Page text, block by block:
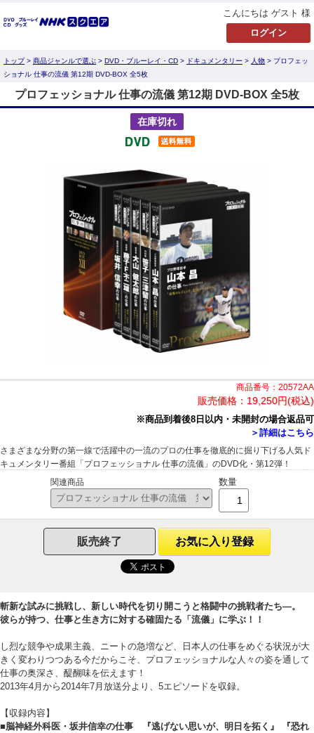
こんにちは ゲスト 様
トップ> 商品ジャンルで選ぶ > DVD・ブルーレイ・CD > ドキュメンタリー > 人物 > プロフェッ
ショナル 仕事の流儀 第12期 DVD-BOX 全5枚
プロフェッショナル 仕事の流儀 第12期 DVD-BOX 全5枚
在庫切れ
商品番号：20572AA
販売価格： 19,250円(税込)
※商品到着後8日以内・未開封の場合返品可
＞詳細はこちら
さまざまな分野の第一線で活躍中の一流のプロの仕事を徹底的に掘り下げる人気ド
キュメンタリー番組「プロフェッショナル 仕事の流儀」のDVD化・第12弾！
関連商品
数量
販売終了 お気に入り登録
斬新な試みに挑戦し、新しい時代を切り開こうと格闘中の挑戦者たち―。
彼らが持つ、仕事と生き方に対する確固たる「流儀」に学ぶ！！
し烈な競争や成果主義、ニートの急増など、日本人の仕事をめぐる状況が大
きく変わりつつある今だからこそ、プロフェッショナルな人々の姿を通して
仕事の奥深さ、醍醐味を伝えます！
2013年4月から2014年7月放送分より、5エピソードを収録。
【収録内容】
■脳神経外科医・坂井信幸の仕事 『逃げない思いが、明日を拓く』 『恐れ